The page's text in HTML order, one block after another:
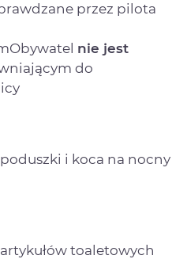
przez pilota
nie jest
do
i koca na nocny
toaletowych